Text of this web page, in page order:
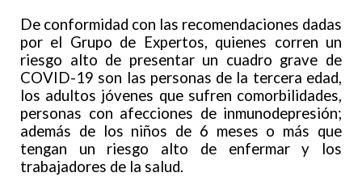
De conformidad con las recomendaciones dadas
por el Grupo de Expertos, quienes corren un
riesgo alto de presentar un cuadro grave de
COVID-19 son las personas de la tercera edad,
los adultos jóvenes que sufren comorbilidades,
personas con afecciones de inmunodepresión;
además de los niños de 6 meses o más que
tengan un riesgo alto de enfermar y los
trabajadores de la salud.